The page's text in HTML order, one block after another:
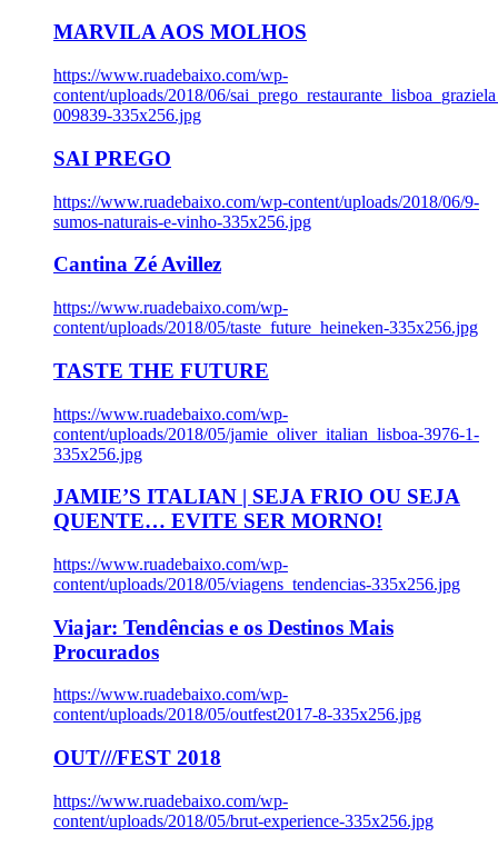
MARVILA AOS MOLHOS
https://www.ruadebaixo.com/wp-
content/uploads/2018/06/
009839-335x256.jpg
SAI PREGO
https://www.ruadebaixo.com/wp-content/uploads/2018/06/9-
sumos-naturais-e-vinho-335x256.jpg
Cantina Zé Avillez
https://www.ruadebaixo.com/wp-
content/uploads/2018/05/taste_future_heineken-335x256.jpg
TASTE THE FUTURE
https://www.ruadebaixo.com/wp-
content/uploads/2018/05/jamie_oliver_italian_lisboa-3976-1-
335x256.jpg
JAMIE’S ITALIAN | SEJA FRIO OU SEJA
QUENTE… EVITE SER MORNO!
https://www.ruadebaixo.com/wp-
content/uploads/2018/05/viagens_tendencias-335x256.jpg
Viajar: Tendências e os Destinos Mais
Procurados
https://www.ruadebaixo.com/wp-
content/uploads/2018/05/outfest2017-8-335x256.jpg
OUT///FEST 2018
https://www.ruadebaixo.com/wp-
content/uploads/2018/05/brut-experience-335x256.jpg